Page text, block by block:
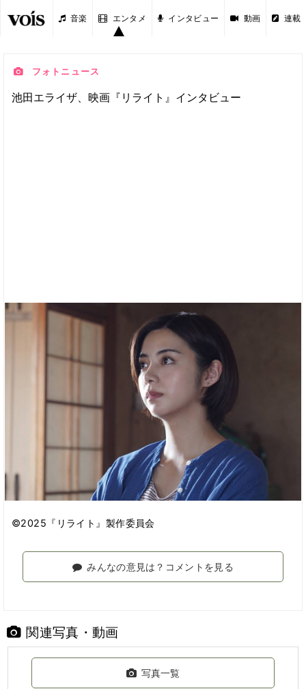
音楽 エンタメ インタビュー 動画 連載
フォトニュース
池田エライザ、映画『リライト』インタビュー
©2025『リライト』製作委員会
みんなの意見は？コメントを見る
関連写真・動画
写真一覧